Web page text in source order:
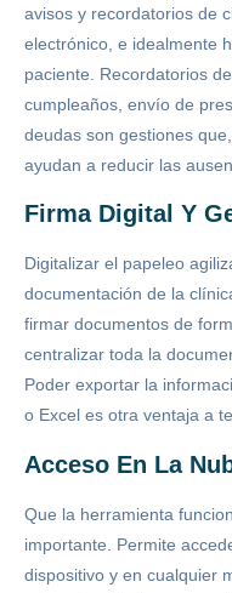
avisos y recordatorios de
electrónico, e idealmente
paciente. Recordatorios
cumpleaños, envío de
deudas son gestiones
ayudan a reducir las
Firma Digital Y
Digitalizar el papeleo
documentación de la
firmar documentos de
centralizar toda la
Poder exportar la
o Excel es otra ventaja a
Acceso En La
Que la herramienta
importante. Permite
dispositivo y en cualquier